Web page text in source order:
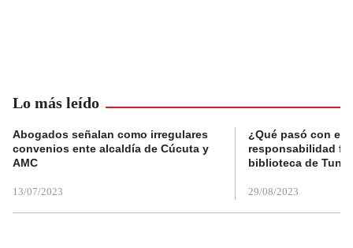
Lo más leído
Abogados señalan como irregulares
convenios ente alcaldía de Cúcuta y
AMC
13/07/2023
¿Qué pasó con el
responsabilidad
biblioteca de
29/08/2023